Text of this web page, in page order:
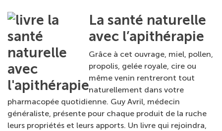
La santé naturelle
avec l’apithérapie
Grâce à cet ouvrage, miel, pollen,
propolis, gelée royale, cire ou
même venin rentreront tout
naturellement dans votre
pharmacopée quotidienne. Guy Avril, médecin
généraliste, présente pour chaque produit de la ruche
leurs propriétés et leurs apports. Un livre qui rejoindra,